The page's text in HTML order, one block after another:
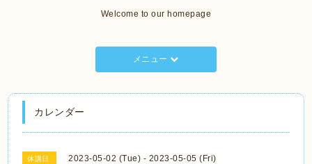
Welcome to our homepage
メニュー
カレンダー
休講日 2023-05-02 (Tue) - 2023-05-05 (Fri)